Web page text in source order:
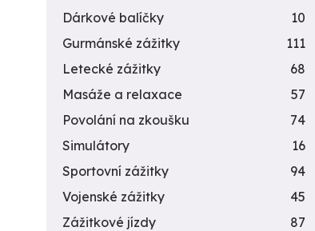
Dárkové balíčky
10
Gurmánské zážitky
111
Letecké zážitky
68
Masáže a relaxace
57
Povolání na zkoušku
74
Simulátory
16
Sportovní zážitky
94
Vojenské zážitky
45
Zážitkové jízdy
87